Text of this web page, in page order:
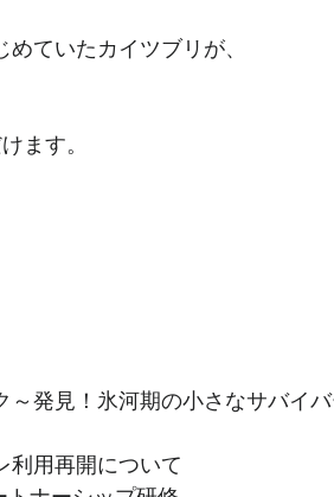
ていたカイツブリが、
ます。
～発見！氷河期の小さなサバイ
利用再開について